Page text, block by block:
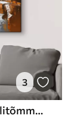
3
Abstraktne linn koos pintslitõmmete imitatsiooniga